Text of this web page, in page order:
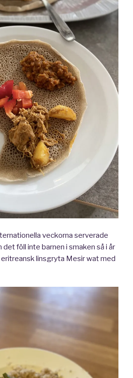
veckorna serverade
föll inte barnen i smaken så i år
linsgryta Mesir wat med